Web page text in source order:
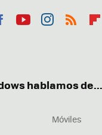
hablamos de...
Móviles